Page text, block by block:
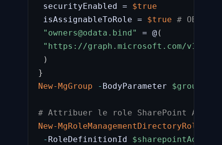
securityEnabled = $true
isAssignableToRole = $true #
"owners@odata.bind"
= @(
"https://graph.microsoft.com/v1.0/
)
}
New-MgGroup
- BodyParameter
# Attribuer le role SharePoint
New-
- RoleDefinitionId